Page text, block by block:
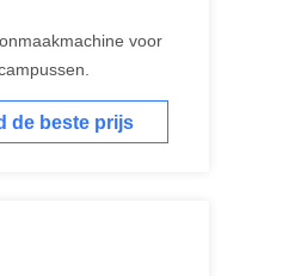
voor
de beste prijs